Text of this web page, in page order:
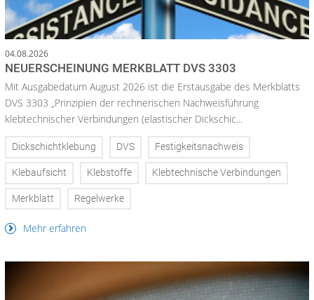
04.08.2026
NEUERSCHEINUNG MERKBLATT DVS 3303
Mit Ausgabedatum August 2026 ist die Erstausgabe des Merkblatts
DVS 3303 „Prinzipien der rechnerischen Nachweisführung
klebtechnischer Verbindungen (elastischer Dickschic...
Dickschichtklebung DVS Festigkeitsnachweis
Klebaufsicht Klebstoffe Klebtechnische Verbindungen
Merkblatt Regelwerke
Mehr erfahren